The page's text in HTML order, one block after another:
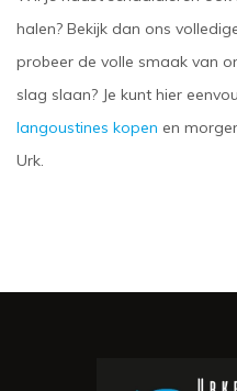
halen? Bekijk dan ons
probeer de volle smaak van
slag slaan? Je kunt hier
langoustines kopen en
Urk.